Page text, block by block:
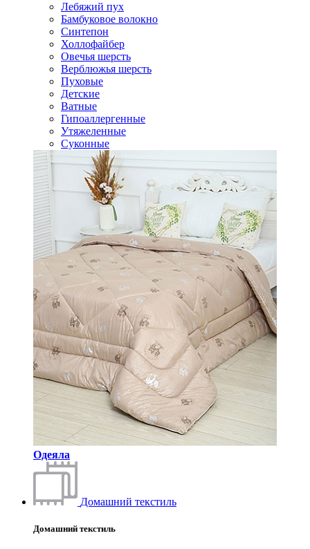
Лебяжий пух
Бамбуковое волокно
Синтепон
Холлофайбер
Овечья шерсть
Верблюжья шерсть
Пуховые
Детские
Ватные
Гипоаллергенные
Утяжеленные
Суконные
Одеяла
Домашний текстиль
Домашний текстиль